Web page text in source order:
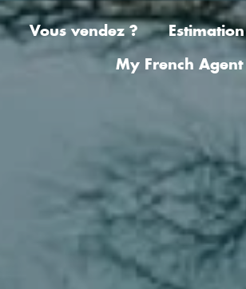
Vous vendez ? Estimation
My French Agent